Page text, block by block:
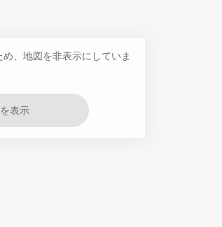
、地図を非表示にしていま
表示